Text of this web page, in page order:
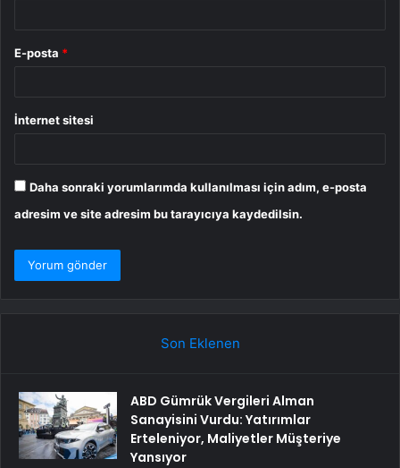
E-posta *
İnternet sitesi
Daha sonraki yorumlarımda kullanılması için adım, e-posta
adresim ve site adresim bu tarayıcıya kaydedilsin.
Son Eklenen
ABD Gümrük Vergileri Alman
Sanayisini Vurdu: Yatırımlar
Erteleniyor, Maliyetler Müşteriye
Yansıyor